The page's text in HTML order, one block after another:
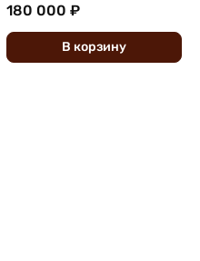
180 000 ₽
В корзину